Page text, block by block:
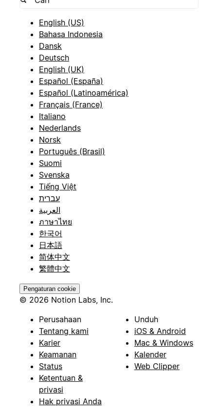
English (US)
Bahasa Indonesia
Dansk
Deutsch
English (UK)
Español (España)
Español (Latinoamérica)
Français (France)
Italiano
Nederlands
Norsk
Português (Brasil)
Suomi
Svenska
Tiếng Việt
עברית
العربية
ภาษาไทย
한국어
日本語
简体中文
繁體中文
Pengaturan cookie
© 2026 Notion Labs, Inc.
Perusahaan
Tentang kami
Karier
Keamanan
Status
Ketentuan &
privasi
Hak privasi Anda
Unduh
iOS & Android
Mac & Windows
Kalender
Web Clipper